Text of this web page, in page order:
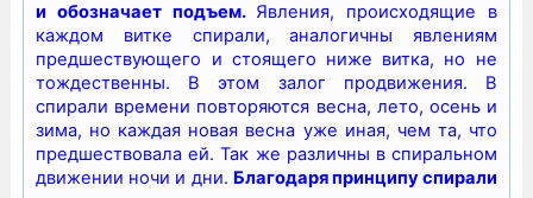
и обозначает подъем. Явления, происходящие в
каждом витке спирали, аналогичны явлениям
предшествующего и стоящего ниже витка, но не
тождественны. В этом залог продвижения. В
спирали времени повторяются весна, лето, осень и
зима, но каждая новая весна уже иная, чем та, что
предшествовала ей. Так же различны в спиральном
движении ночи и дни. Благодаря принципу спирали